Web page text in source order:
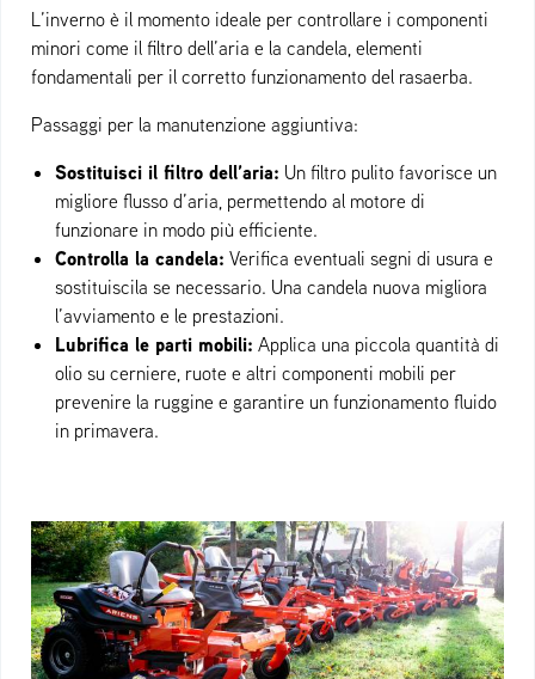
L’inverno è il momento ideale per controllare i componenti
minori come il filtro dell’aria e la candela, elementi
fondamentali per il corretto funzionamento del rasaerba.
Passaggi per la manutenzione aggiuntiva:
Sostituisci il filtro dell’aria: Un filtro pulito favorisce un
migliore flusso d’aria, permettendo al motore di
funzionare in modo più efficiente.
Controlla la candela: Verifica eventuali segni di usura e
sostituiscila se necessario. Una candela nuova migliora
l’avviamento e le prestazioni.
Lubrifica le parti mobili: Applica una piccola quantità di
olio su cerniere, ruote e altri componenti mobili per
prevenire la ruggine e garantire un funzionamento fluido
in primavera.